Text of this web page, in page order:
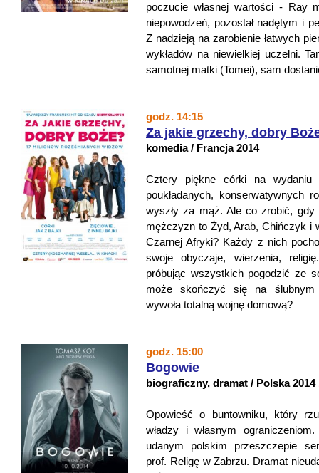
poczucie własnej wartości - Ray
niepowodzeń, pozostał nadętym i
Z nadzieją na zarobienie łatwych
wykładów na niewielkiej uczelni.
samotnej matki (Tomei), sam
godz. 14:15
Za jakie grzechy, dobry
komedia / Francja 2014
Cztery piękne córki na
poukładanych, konserwatywnych
wyszły za mąż. Ale co zrobić, gdy
mężczyzn to Żyd, Arab, Chińczyk i
Czarnej Afryki? Każdy z nich
swoje obyczaje, wierzenia,
próbując wszystkich pogodzić ze
może skończyć się na
wywoła totalną wojnę domową?
godz. 15:00
Bogowie
biograficzny, dramat / Polska 2014
Opowieść o buntowniku, który
władzy i własnym
udanym polskim przeszczepie
prof. Religę w Zabrzu. Dramat